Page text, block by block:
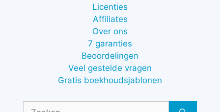
Licenties
Affiliates
Over ons
7 garanties
Beoordelingen
Veel gestelde vragen
Gratis boekhoudsjablonen
Zoek